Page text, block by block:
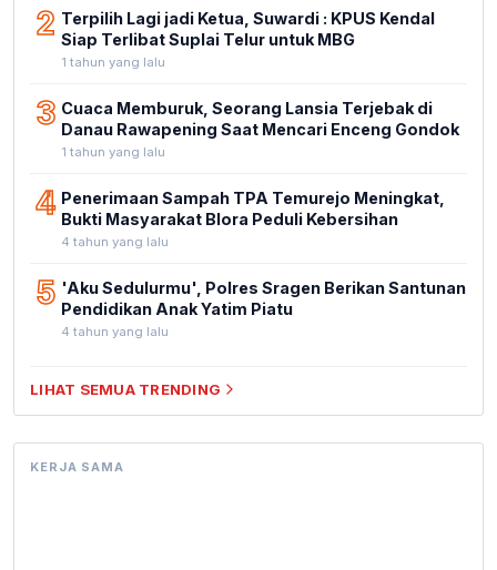
2 Terpilih Lagi jadi Ketua, Suwardi : KPUS Kendal
Siap Terlibat Suplai Telur untuk MBG
1 tahun yang lalu
3 Cuaca Memburuk, Seorang Lansia Terjebak di
Danau Rawapening Saat Mencari Enceng Gondok
1 tahun yang lalu
4 Penerimaan Sampah TPA Temurejo Meningkat,
Bukti Masyarakat Blora Peduli Kebersihan
4 tahun yang lalu
5 'Aku Sedulurmu', Polres Sragen Berikan Santunan
Pendidikan Anak Yatim Piatu
4 tahun yang lalu
LIHAT SEMUA TRENDING
KERJA SAMA